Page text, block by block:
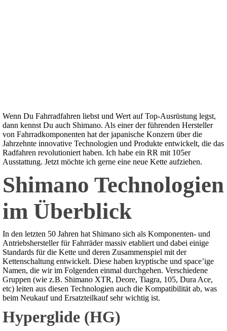
Wenn Du Fahrradfahren liebst und Wert auf Top-Ausrüstung legst,
dann kennst Du auch Shimano. Als einer der führenden Hersteller
von Fahrradkomponenten hat der japanische Konzern über die
Jahrzehnte innovative Technologien und Produkte entwickelt, die das
Radfahren revolutioniert haben. Ich habe ein RR mit 105er
Ausstattung. Jetzt möchte ich gerne eine neue Kette aufziehen.
Shimano Technologien
im Überblick
In den letzten 50 Jahren hat Shimano sich als Komponenten- und
Antriebshersteller für Fahrräder massiv etabliert und dabei einige
Standards für die Kette und deren Zusammenspiel mit der
Kettenschaltung entwickelt. Diese haben kryptische und space’ige
Namen, die wir im Folgenden einmal durchgehen. Verschiedene
Gruppen (wie z.B. Shimano XTR, Deore, Tiagra, 105, Dura Ace,
etc) leiten aus diesen Technologien auch die Kompatibilität ab, was
beim Neukauf und Ersatzteilkauf sehr wichtig ist.
Hyperglide (HG)